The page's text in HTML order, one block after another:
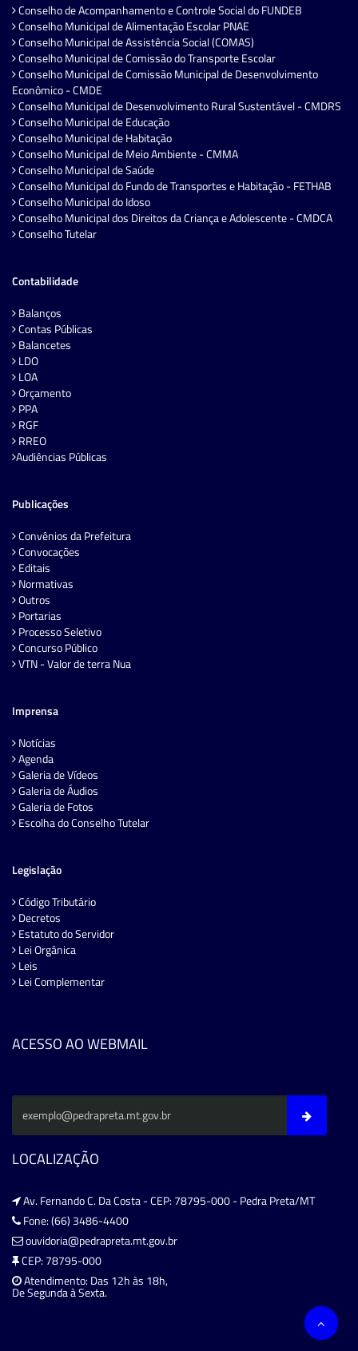
Conselho de Acompanhamento e Controle Social do FUNDEB
Conselho Municipal de Alimentação Escolar PNAE
Conselho Municipal de Assistência Social (COMAS)
Conselho Municipal de Comissão do Transporte Escolar
Conselho Municipal de Comissão Municipal de Desenvolvimento
Econômico - CMDE
Conselho Municipal de Desenvolvimento Rural Sustentável - CMDRS
Conselho Municipal de Educação
Conselho Municipal de Habitação
Conselho Municipal de Meio Ambiente - CMMA
Conselho Municipal de Saúde
Conselho Municipal do Fundo de Transportes e Habitação - FETHAB
Conselho Municipal do Idoso
Conselho Municipal dos Direitos da Criança e Adolescente - CMDCA
Conselho Tutelar
Contabilidade
Balanços
Contas Públicas
Balancetes
LDO
LOA
Orçamento
PPA
RGF
RREO
Audiências Públicas
Publicações
Convênios da Prefeitura
Convocações
Editais
Normativas
Outros
Portarias
Processo Seletivo
Concurso Público
VTN - Valor de terra Nua
Imprensa
Notícias
Agenda
Galeria de Vídeos
Galeria de Áudios
Galeria de Fotos
Escolha do Conselho Tutelar
Legislação
Código Tributário
Decretos
Estatuto do Servidor
Lei Orgânica
Leis
Lei Complementar
ACESSO AO WEBMAIL
LOCALIZAÇÃO
Av. Fernando C. Da Costa - CEP: 78795-000 - Pedra Preta/MT
Fone: (66) 3486-4400
ouvidoria@pedrapreta.mt.gov.br
CEP: 78795-000
Atendimento: Das 12h às 18h,
De Segunda à Sexta.